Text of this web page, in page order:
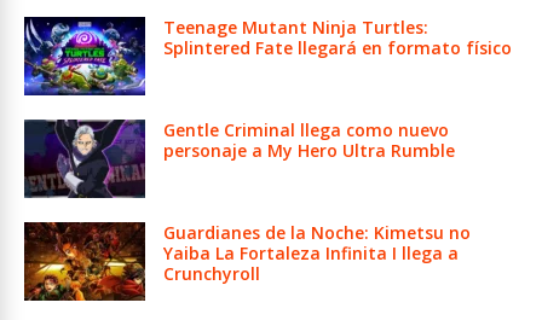
Teenage Mutant Ninja Turtles:
Splintered Fate llegará en formato físico
Gentle Criminal llega como nuevo
personaje a My Hero Ultra Rumble
Guardianes de la Noche: Kimetsu no
Yaiba La Fortaleza Infinita I llega a
Crunchyroll